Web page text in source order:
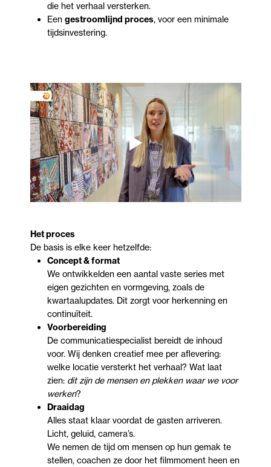
die het verhaal versterken.
Eengestroomlijnd proces, voor een minimale
tijdsinvestering.
Het proces
De basis is elke keer hetzelfde:
Concept & format
We ontwikkelden een aantal vaste series met
eigen gezichten en vormgeving, zoals de
kwartaalupdates. Dit zorgt voor herkenning en
continuïteit.
Voorbereiding
De communicatie­specialist bereidt de inhoud
voor. Wij denken creatief mee per aflevering:
welke locatie versterkt het verhaal? Wat laat
zien: dit zijn de mensen en plekken waar we voor
werken?
Draaidag
Alles staat klaar voordat de gasten arriveren.
Licht, geluid, camera’s.
We nemen de tijd om mensen op hun gemak te
stellen, coachen ze door het filmmoment heen en